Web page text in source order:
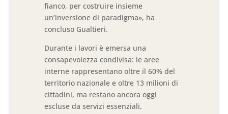
fianco, per costruire insieme
un’inversione di paradigma», ha
concluso Gualtieri.
Durante i lavori è emersa una
consapevolezza condivisa: le aree
interne rappresentano oltre il 60% del
territorio nazionale e oltre 13 milioni di
cittadini, ma restano ancora oggi
escluse da servizi essenziali,